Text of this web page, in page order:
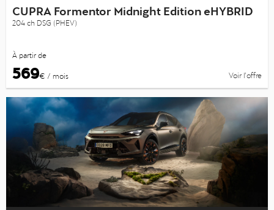
CUPRA Formentor Midnight Edition eHYBRID
204 ch DSG (PHEV)
À partir de
569€ / mois Voir l’offre